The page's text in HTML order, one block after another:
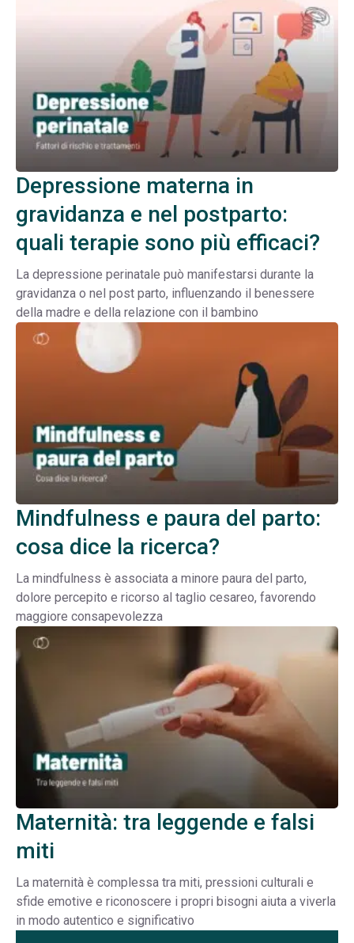
Depressione materna in
gravidanza e nel postparto:
quali terapie sono più efficaci?
La depressione perinatale può manifestarsi durante la
gravidanza o nel post parto, influenzando il benessere
della madre e della relazione con il bambino
Mindfulness e paura del parto:
cosa dice la ricerca?
La mindfulness è associata a minore paura del parto,
dolore percepito e ricorso al taglio cesareo, favorendo
maggiore consapevolezza
Maternità: tra leggende e falsi
miti
La maternità è complessa tra miti, pressioni culturali e
sfide emotive e riconoscere i propri bisogni aiuta a viverla
in modo autentico e significativo